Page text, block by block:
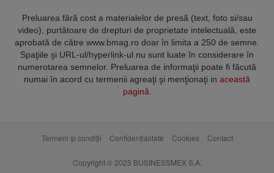
Preluarea fără cost a materialelor de presă (text, foto si/sau
video), purtătoare de drepturi de proprietate intelectuală, este
aprobată de către www.bmag.ro doar în limita a 250 de semne.
Spaţiile şi URL-ul/hyperlink-ul nu sunt luate în considerare în
numerotarea semnelor. Preluarea de informaţii poate fi făcută
numai în acord cu termenii agreaţi şi menţionaţi in această
pagină
Termeni și condiții Confidențialitate Cookies Contact
Copyright © 2025 BUSINESSMEX S.A.